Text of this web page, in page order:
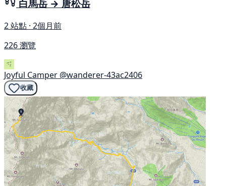
白馬岳 → 唐松岳
2 站點 · 2個月前
226 瀏覽
Joyful Camper @wanderer-43ac2406
收藏